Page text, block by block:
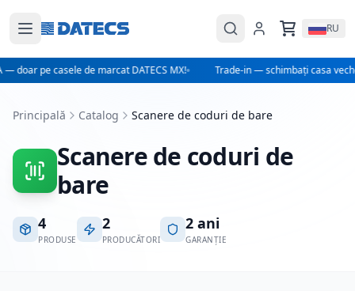
RU
— doar pe casele de marcat DATECS MX! Trade-in — schimbați casa
Principală Catalog Scanere de coduri de bare
Scanere de coduri de
bare
4
PRODUSE
2
PRODUCĂTORI
2 ani
GARANȚIE